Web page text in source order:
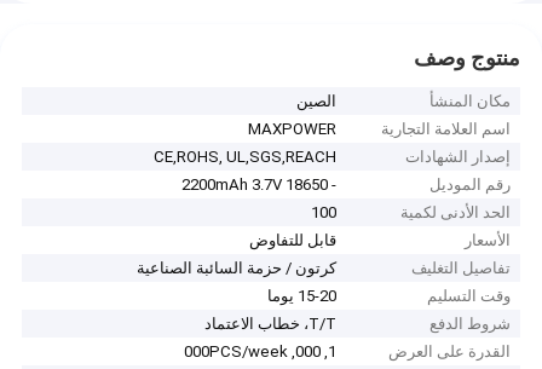
منتوج وصف
مكان المنشأ
الصين
اسم العلامة التجارية
MAXPOWER
إصدار الشهادات
CE,ROHS, UL,SGS,REACH
رقم الموديل
- 18650 2200mAh 3.7V
الحد الأدنى لكمية
100
الأسعار
قابل للتفاوض
تفاصيل التغليف
كرتون / حزمة السائبة الصناعية
وقت التسليم
15-20 يوما
شروط الدفع
T/T، خطاب الاعتماد
القدرة على العرض
1, 000, 000PCS/week